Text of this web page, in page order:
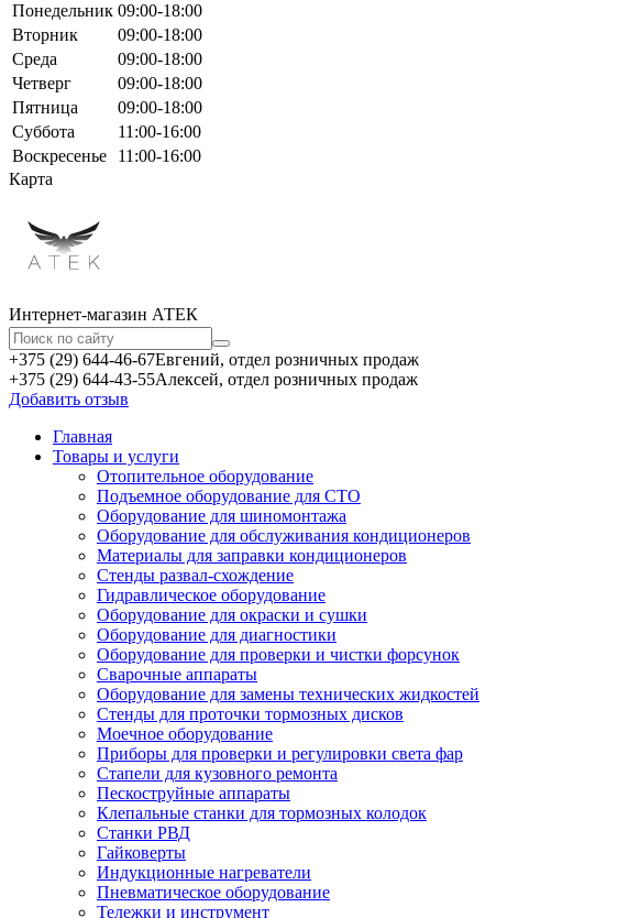
Понедельник 09:00-18:00
Вторник
09:00-18:00
Среда
09:00-18:00
Четверг
09:00-18:00
Пятница
09:00-18:00
Суббота
11:00-16:00
Воскресенье
11:00-16:00
Карта
Интернет-магазин АТЕКㅤ
+375 (29) 644-46-67Евгений, отдел розничных продаж
+375 (29) 644-43-55Алексей, отдел розничных продаж
Добавить отзыв
Главная
Товары и услуги
Отопительное оборудование
Подъемное оборудование для СТО
Оборудование для шиномонтажа
Оборудование для обслуживания кондиционеров
Материалы для заправки кондиционеров
Стенды развал-схождение
Гидравлическое оборудование
Оборудование для окраски и сушки
Оборудование для диагностики
Оборудование для проверки и чистки форсунок
Сварочные аппараты
Оборудование для замены технических жидкостей
Стенды для проточки тормозных дисков
Моечное оборудование
Приборы для проверки и регулировки света фар
Стапели для кузовного ремонта
Пескоструйные аппараты
Клепальные станки для тормозных колодок
Станки РВД
Гайковерты
Индукционные нагреватели
Пневматическое оборудование
Тележки и инструмент